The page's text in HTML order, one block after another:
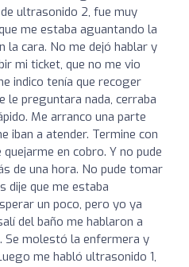
ultrasonido 2, fue muy
me estaba aguantando la
la cara. No me dejó hablar y
mi ticket, que no me vio
indico tenía que recoger
le preguntara nada, cerraba
Me arranco una parte
iban a atender. Termine con
en cobro. Y no pude
de una hora. No pude tomar
dije que me estaba
un poco, pero yo ya
del baño me hablaron a
Se molestó la enfermera y
me habló ultrasonido 1,